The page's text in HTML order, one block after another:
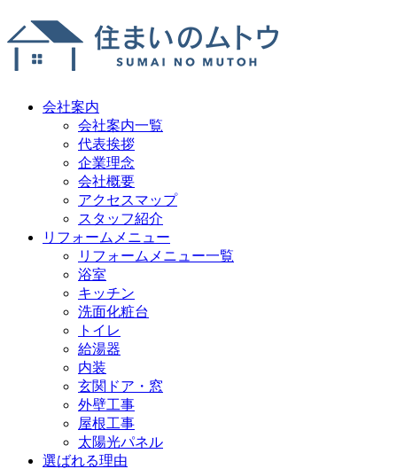
会社案内
会社案内一覧
代表挨拶
企業理念
会社概要
アクセスマップ
スタッフ紹介
リフォームメニュー
リフォームメニュー一覧
浴室
キッチン
洗面化粧台
トイレ
給湯器
内装
玄関ドア・窓
外壁工事
屋根工事
太陽光パネル
選ばれる理由